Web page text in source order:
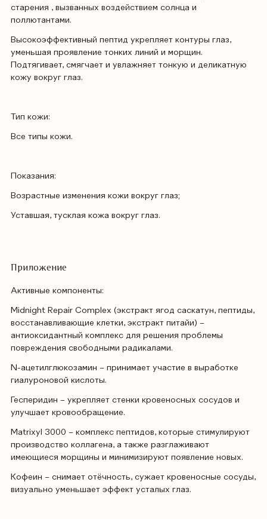
старения , вызванных воздействием солнца и
поллютантами.
Высокоэффективный пептид укрепляет контуры глаз,
уменьшая проявление тонких линий и морщин.
Подтягивает, смягчает и увлажняет тонкую и деликатную
кожу вокруг глаз.
Тип кожи:
Все типы кожи.
Показания:
Возрастные изменения кожи вокруг глаз;
Уставшая, тусклая кожа вокруг глаз.
Приложение
Активные компоненты:
Midnight Repair Complex (экстракт ягод саскатун, пептиды,
восстанавливающие клетки, экстракт питайи) –
антиоксидантный комплекс для решения проблемы
повреждения свободными радикалами.
N-ацетилглюкозамин – принимает участие в выработке
гиалуроновой кислоты.
Гесперидин – укрепляет стенки кровеносных сосудов и
улучшает кровообращение.
Matrixyl 3000 – комплекс пептидов, которые стимулируют
производство коллагена, а также разглаживают
имеющиеся морщины и минимизируют появление новых.
Кофеин – снимает отёчность, сужает кровеносные сосуды,
визуально уменьшает эффект усталых глаз.